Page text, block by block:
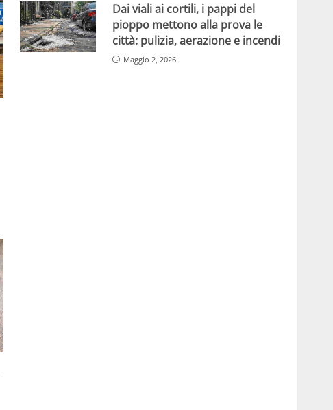
Dai viali ai cortili, i pappi del
pioppo mettono alla prova le
città: pulizia, aerazione e incendi
Maggio 2, 2026